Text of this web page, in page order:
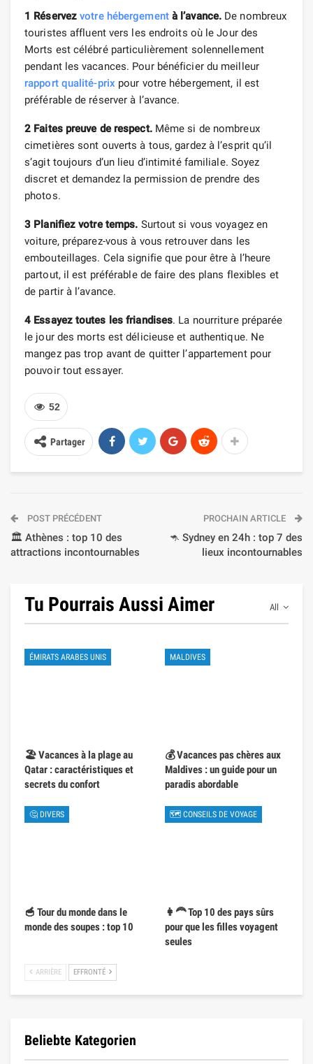
1 Réservezvotre hébergementà l’avance. De nombreux
touristes affluent vers les endroits où le Jour des
Morts est célébré particulièrement solennellement
pendant les vacances. Pour bénéficier du meilleur
rapport qualité-prix pour votre hébergement, il est
préférable de réserver à l’avance.
2 Faites preuve de respect.Même si de nombreux
cimetières sont ouverts à tous, gardez à l’esprit qu’il
s’agit toujours d’un lieu d’intimité familiale. Soyez
discret et demandez la permission de prendre des
photos.
3 Planifiez votre temps. Surtout si vous voyagez en
voiture, préparez-vous à vous retrouver dans les
embouteillages. Cela signifie que pour être à l’heure
partout, il est préférable de faire des plans flexibles et
de partir à l’avance.
4 Essayez toutes les friandises. La nourriture préparée
le jour des morts est délicieuse et authentique. Ne
mangez pas trop avant de quitter l’appartement pour
pouvoir tout essayer.
52
Partager
POST PRÉCÉDENT
🏛️ Athènes : top 10 des
attractions incontournables
PROCHAIN ARTICLE
🦘 Sydney en 24h : top 7 des
lieux incontournables
All
Tu Pourrais Aussi Aimer
ÉMIRATS ARABES UNIS
🏖️ Vacances à la plage au
Qatar : caractéristiques et
secrets du confort
MALDIVES
💰 Vacances pas chères aux
Maldives : un guide pour un
paradis abordable
🤔 DIVERS
🥣 Tour du monde dans le
monde des soupes : top 10
🗺 CONSEILS DE VOYAGE
👩‍🦰 Top 10 des pays sûrs
pour que les filles voyagent
seules
ARRIÈRE EFFRONTÉ
Beliebte Kategorien